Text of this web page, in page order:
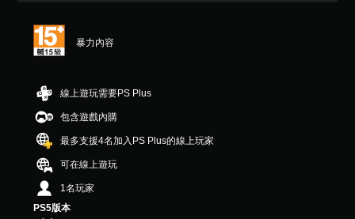
星
滿
顆
星
）
，
共
6
則
評
暴力內容
線上遊玩需要PS Plus
包含遊戲內購
最多支援4名加入PS Plus的線上玩家
可在線上遊玩
1名玩家
PS5版本